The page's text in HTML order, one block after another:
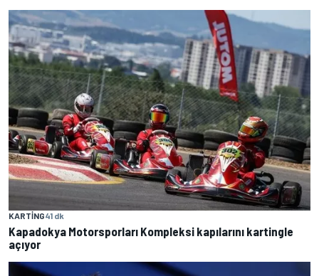
KARTING41 dk
Kapadokya Motorsporları Kompleksi kapılarını kartingle
açıyor